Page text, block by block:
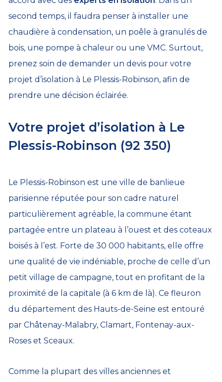
second temps, il faudra penser à installer une
chaudière à condensation, un poêle à granulés de
bois, une pompe à chaleur ou une VMC. Surtout,
prenez soin de demander un devis pour votre
projet d’isolation à Le Plessis-Robinson, afin de
prendre une décision éclairée.
Votre projet d’isolation à Le
Plessis-Robinson (92 350)
Le Plessis-Robinson est une ville de banlieue
parisienne réputée pour son cadre naturel
particulièrement agréable, la commune étant
partagée entre un plateau à l’ouest et des coteaux
boisés à l’est. Forte de 30 000 habitants, elle offre
une qualité de vie indéniable, proche de celle d’un
petit village de campagne, tout en profitant de la
proximité de la capitale (à 6 km de là). Ce fleuron
du département des Hauts-de-Seine est entouré
par Châtenay-Malabry, Clamart, Fontenay-aux-
Roses et Sceaux.
Comme la plupart des villes anciennes et